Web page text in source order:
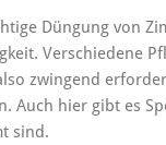
Düngung von
Verschiedene
zwingend
Auch hier gibt es
sind.